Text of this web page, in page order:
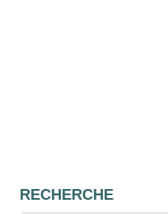
RECHERCHE